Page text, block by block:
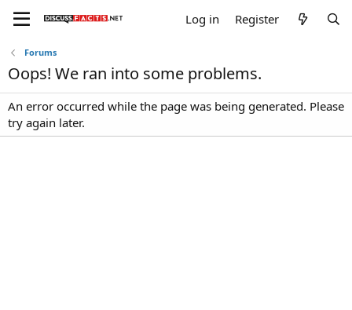
Log in Register
Forums
Oops! We ran into some problems.
An error occurred while the page was being generated. Please
try again later.